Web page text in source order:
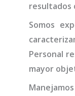
resultados
Somos
Personal
mayor